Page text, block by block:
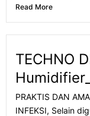
Read More
TECHNO
PRAKTIS DAN
INFEKSI, Selain